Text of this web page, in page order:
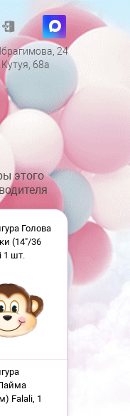
24
68а
этого
Голова
(14"/36
1 шт.
Falali, 1